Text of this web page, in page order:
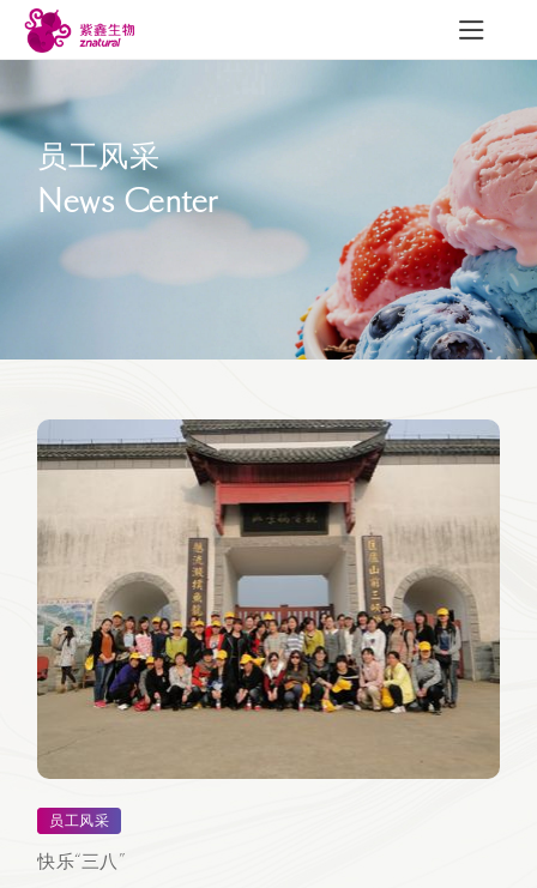
与质量
质量建设
新闻中心
公司新闻
行业动态
员工风采
联
员工风采
News Center
员工风采
快乐“三八”